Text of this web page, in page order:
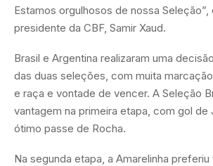
Estamos orgulhosos de nossa Seleção”,
presidente da CBF, Samir Xaud.
Brasil e Argentina realizaram uma
das duas seleções, com muita
e raça e vontade de vencer. A Seleção
vantagem na primeira etapa, com gol de
ótimo passe de Rocha.
Na segunda etapa, a Amarelinha